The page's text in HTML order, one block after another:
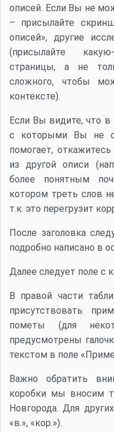
описей. Если Вы не
– присылайте
описей», другие
(присылайте
страницы, а не
сложного, чтобы
контексте).
Если Вы видите, что
с которыми Вы не
помогает,
из другой описи
более понятным
котором треть слов
т.к. это перегрузит
После заголовка
подробно написано в
Далее следует поле с
В правой части
присутствовать
пометы (для
предусмотрены
текстом в поле
Важно обратить
коробки мы вносим
Новгорода. Для
«в.», «кор.»).